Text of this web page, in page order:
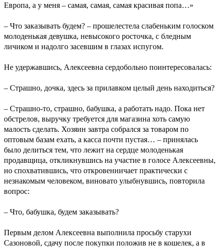
Европа, а у меня – самая, самая, самая красивая попа…»
– Что заказывать будем? – прошелестела слабеньким голоском
молоденькая девушка, невысокого росточка, с бледным
личиком и надолго засевшим в глазах испугом.
Не удержавшись, Алексеевна сердобольно поинтересовалась:
– Страшно, дочка, здесь за прилавком целый день находиться?
– Страшно-то, страшно, бабушка, а работать надо. Пока нет
обстрелов, выручку требуется для магазина хоть самую
малость сделать. Хозяин завтра собрался за товаром по
оптовым базам ехать, а касса почти пустая… – принялась
было делиться тем, что лежит на сердце молоденькая
продавщица, откликнувшись на участие в голосе Алексеевны,
но спохватившись, что откровенничает практически с
незнакомым человеком, виновато улыбнувшись, повторила
вопрос:
– Что, бабушка, будем заказывать?
Первым делом Алексеевна выполнила просьбу старухи
Сазоновой, сдачу после покупки положив не в кошелек, а в